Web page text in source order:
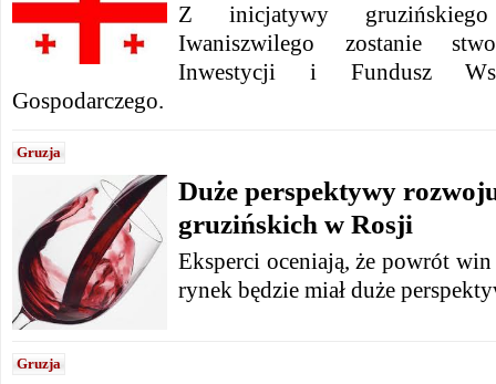
Z inicjatywy
Iwaniszwilego zostanie
Inwestycji i Fundusz
Gospodarczego.
Gruzja
Duże perspektywy
gruzińskich w Rosji
Eksperci oceniają, że powrót
rynek będzie miał duże
Gruzja